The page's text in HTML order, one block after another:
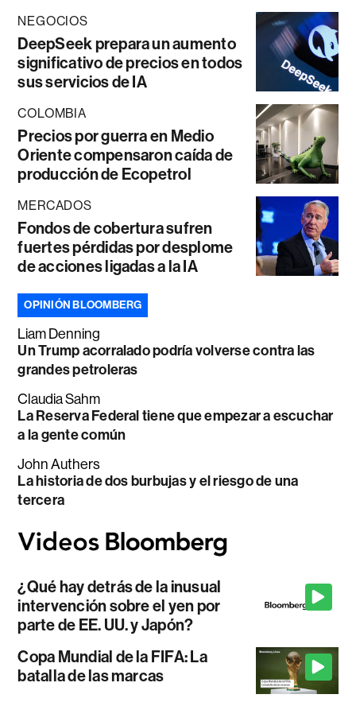
NEGOCIOS
DeepSeek prepara un aumento
significativo de precios en todos
sus servicios de IA
COLOMBIA
Precios por guerra en Medio
Oriente compensaron caída de
producción de Ecopetrol
MERCADOS
Fondos de cobertura sufren
fuertes pérdidas por desplome
de acciones ligadas a la IA
OPINIÓN BLOOMBERG
Liam Denning
Un Trump acorralado podría volverse contra las
grandes petroleras
Claudia Sahm
La Reserva Federal tiene que empezar a escuchar
a la gente común
John Authers
La historia de dos burbujas y el riesgo de una
tercera
¿Qué hay detrás de la inusual
intervención sobre el yen por
parte de EE. UU. y Japón?
Copa Mundial de la FIFA: La
batalla de las marcas